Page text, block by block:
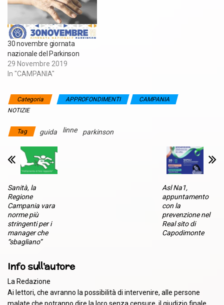
30 novembre giornata
nazionale del Parkinson
29 Novembre 2019
In "CAMPANIA"
Categoria APPROFONDIMENTI
CAMPANIA
NOTIZIE
Tag guida linne parkinson
Sanità, la
Regione
Campania vara
norme più
stringenti per i
manager che
“sbagliano”
Asl Na1,
appuntamento
con la
prevenzione nel
Real sito di
Capodimonte
Info sull'autore
La Redazione
Ai lettori, che avranno la possibilità di intervenire, alle persone